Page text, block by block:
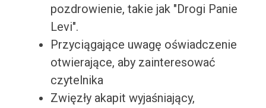
pozdrowienie, takie jak "Drogi Panie
Levi".
Przyciągające uwagę oświadczenie
otwierające, aby zainteresować
czytelnika
Zwięzły akapit wyjaśniający,